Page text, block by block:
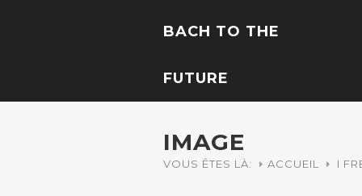
BACH TO THE
FUTURE
IMAGE
VOUS ÊTES LÀ: ACCUEIL I